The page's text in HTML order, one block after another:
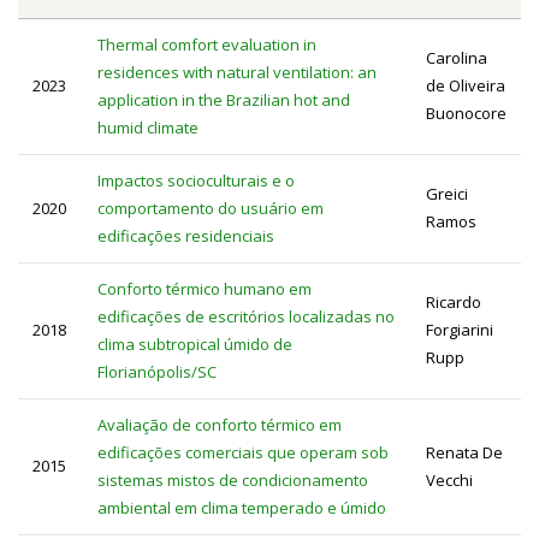
2023
Thermal comfort evaluation in
residences with natural ventilation: an
application in the Brazilian hot and
humid climate
Carolina
de Oliveira
Buonocore
2020
Impactos socioculturais e o
comportamento do usuário em
edificações residenciais
Greici
Ramos
2018
Conforto térmico humano em
edificações de escritórios localizadas no
clima subtropical úmido de
Florianópolis/SC
Ricardo
Forgiarini
Rupp
2015
Avaliação de conforto térmico em
edificações comerciais que operam sob
sistemas mistos de condicionamento
ambiental em clima temperado e úmido
Renata De
Vecchi